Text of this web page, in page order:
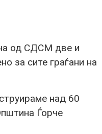
од СДСМ две и
за сите граѓани на
над 60
Ѓорче